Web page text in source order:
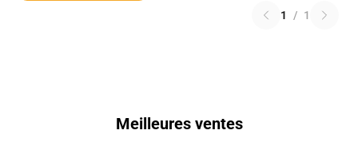
1 / 1
Meilleures ventes